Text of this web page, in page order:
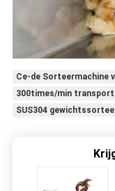
Ce-de Sorteermachine
300times/min
SUS304